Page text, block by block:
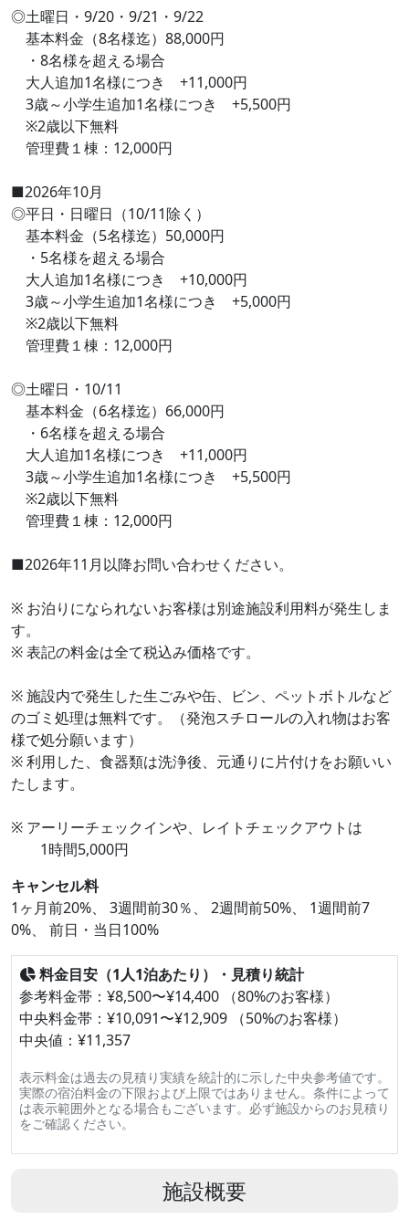
◎土曜日・9/20・9/21・9/22
基本料金（8名様迄）88,000円
・8名様を超える場合
大人追加1名様につき +11,000円
3歳～小学生追加1名様につき +5,500円
※2歳以下無料
管理費１棟：12,000円
■2026年10月
◎平日・日曜日（10/11除く）
基本料金（5名様迄）50,000円
・5名様を超える場合
大人追加1名様につき +10,000円
3歳～小学生追加1名様につき +5,000円
※2歳以下無料
管理費１棟：12,000円
◎土曜日・10/11
基本料金（6名様迄）66,000円
・6名様を超える場合
大人追加1名様につき +11,000円
3歳～小学生追加1名様につき +5,500円
※2歳以下無料
管理費１棟：12,000円
■2026年11月以降お問い合わせください。
※ お泊りになられないお客様は別途施設利用料が発生しま
す。
※ 表記の料金は全て税込み価格です。
※ 施設内で発生した生ごみや缶、ビン、ペットボトルなど
のゴミ処理は無料です。（発泡スチロールの入れ物はお客
様で処分願います）
※ 利用した、食器類は洗浄後、元通りに片付けをお願いい
たします。
※ アーリーチェックインや、レイトチェックアウトは
1時間5,000円
キャンセル料
1ヶ月前20%、 3週間前30％、 2週間前50%、 1週間前7
0%、 前日・当日100%
料金目安（1人1泊あたり）・見積り統計
参考料金帯：¥8,500〜¥14,400 （80%のお客様）
中央料金帯：¥10,091〜¥12,909 （50%のお客様）
中央値：¥11,357
表示料金は過去の見積り実績を統計的に示した中央参考値です。
実際の宿泊料金の下限および上限ではありません。条件によって
は表示範囲外となる場合もございます。必ず施設からのお見積り
をご確認ください。
施設概要